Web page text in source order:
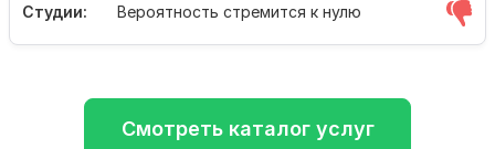
Студии: Вероятность стремится к нулю
Смотреть каталог услуг